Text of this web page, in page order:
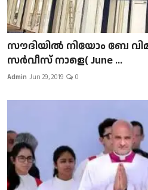
സൗദിയിൽ നിയോം ബേ
സർവീസ് നാളെ( June ...
Admin Jun 29, 2019 0